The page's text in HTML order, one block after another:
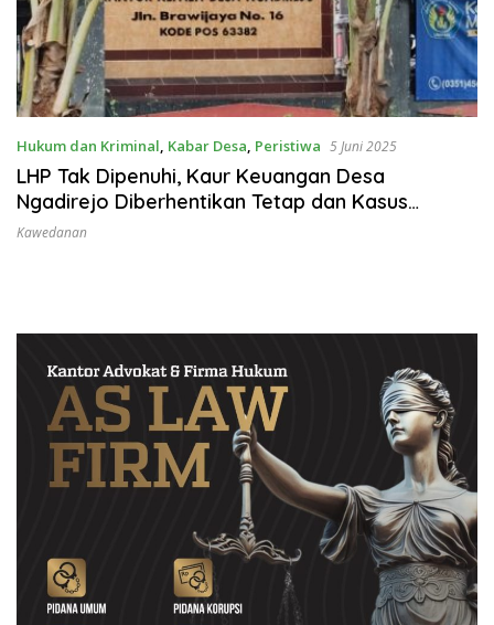
Hukum dan Kriminal, Kabar Desa, Peristiwa 5 Juni 2025
LHP Tak Dipenuhi, Kaur Keuangan Desa
Ngadirejo Diberhentikan Tetap dan Kasus
Dilimpahkan ke APH
Kawedanan